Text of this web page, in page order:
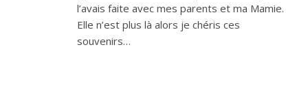
l’avais faite avec mes parents et ma Mamie.
Elle n’est plus là alors je chéris ces
souvenirs…